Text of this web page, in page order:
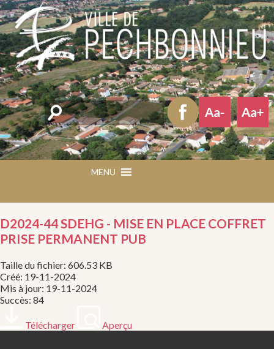
Rechercher
D2024-44 SDEHG - MISE EN PLACE COFFRET
PRISE PERMANENT PUB
Taille du fichier: 606.53 KB
Créé: 19-11-2024
Mis à jour: 19-11-2024
Succès: 84
Télécharger Aperçu